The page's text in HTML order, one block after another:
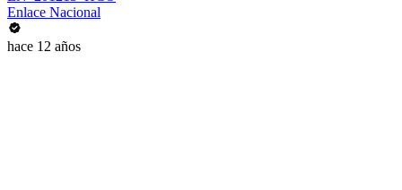
Enlace Nacional
hace 12 años